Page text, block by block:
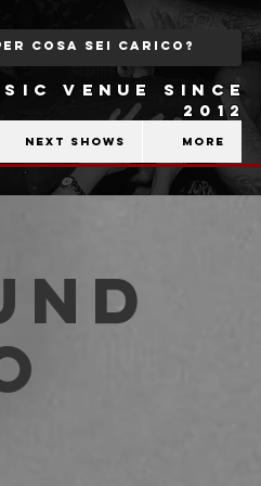
VENUE SINCE
2012
Next shows More